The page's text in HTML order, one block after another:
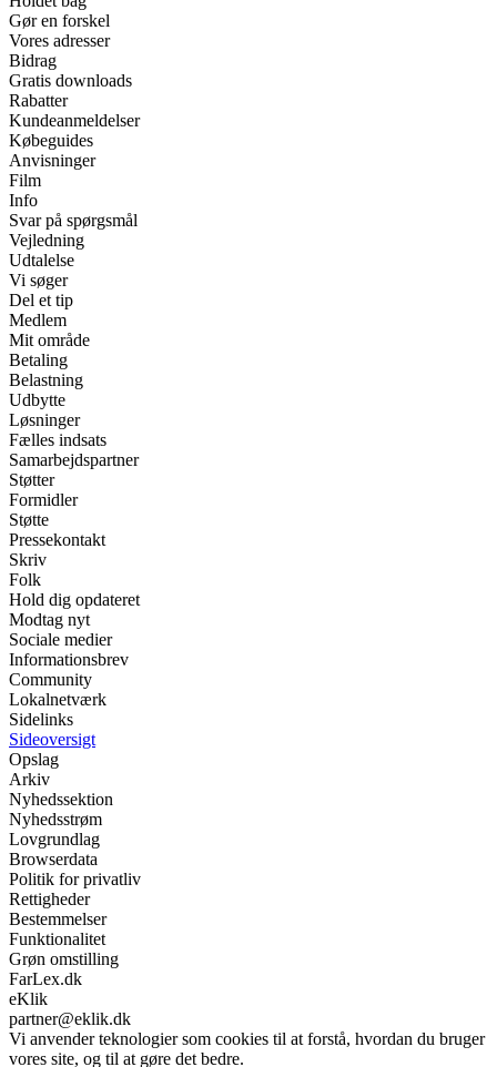
Gør en forskel
Vores adresser
Bidrag
Gratis downloads
Rabatter
Kundeanmeldelser
Købeguides
Anvisninger
Film
Info
Svar på spørgsmål
Vejledning
Udtalelse
Vi søger
Del et tip
Medlem
Mit område
Betaling
Belastning
Udbytte
Løsninger
Fælles indsats
Samarbejdspartner
Støtter
Formidler
Støtte
Pressekontakt
Skriv
Folk
Hold dig opdateret
Modtag nyt
Sociale medier
Informationsbrev
Community
Lokalnetværk
Sidelinks
Sideoversigt
Opslag
Arkiv
Nyhedssektion
Nyhedsstrøm
Lovgrundlag
Browserdata
Politik for privatliv
Rettigheder
Bestemmelser
Funktionalitet
Grøn omstilling
FarLex.dk
eKlik
partner@eklik.dk
Vi anvender teknologier som cookies til at forstå, hvordan du bruger
vores site, og til at gøre det bedre.